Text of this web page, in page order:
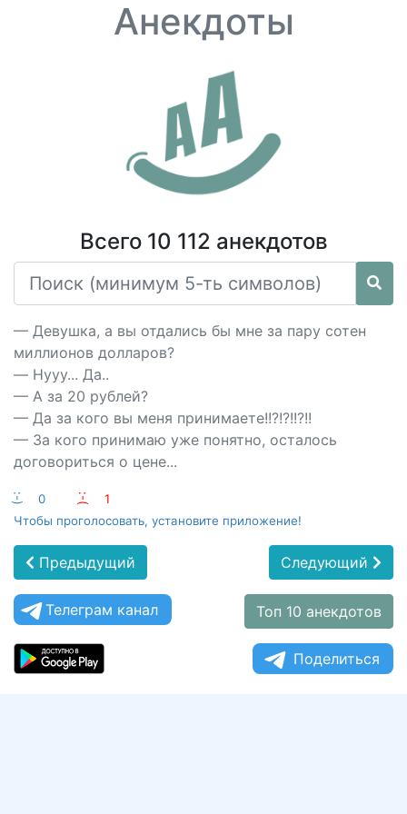
Анекдоты
Всего 10 112 анекдотов
— Девушка, а вы отдались бы мне за пару сотен
миллионов долларов?
— Hууу... Да..
— А за 20 рублей?
— Да за кого вы меня принимаете!!?!?!!?!!
— За кого принимаю уже понятно, осталось
договориться о цене...
:-) 0 :-(
1
Чтобы проголосовать, установите приложение!
Предыдущий Следующий
Телеграм канал Топ 10 анекдотов
Поделиться